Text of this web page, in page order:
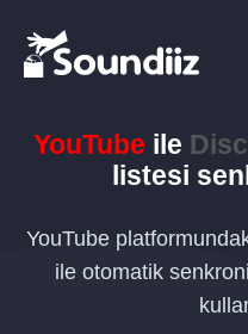
YouTube ile
listesi
YouTube
ile otomatik